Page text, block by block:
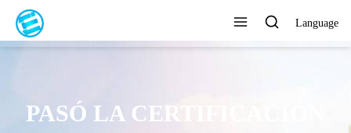
Language
PASÓ LA CERTIFICACIÓN